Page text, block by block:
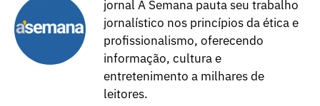
jornal A Semana pauta seu trabalho
jornalístico nos princípios da ética e
profissionalismo, oferecendo
informação, cultura e
entretenimento a milhares de
leitores.